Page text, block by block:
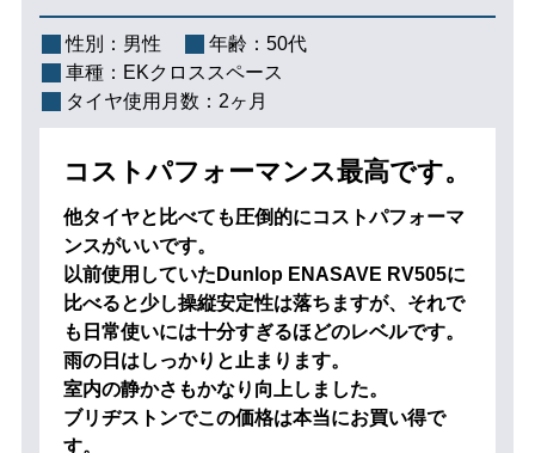
性別： 男性 年齢： 50代
車種： EKクロススペース
タイヤ使用月数： 2ヶ月
コストパフォーマンス最高です。
他タイヤと比べても圧倒的にコストパフォーマ
ンスがいいです。
以前使用していたDunlop ENASAVE RV505に
比べると少し操縦安定性は落ちますが、それで
も日常使いには十分すぎるほどのレベルです。
雨の日はしっかりと止まります。
室内の静かさもかなり向上しました。
ブリヂストンでこの価格は本当にお買い得で
す。